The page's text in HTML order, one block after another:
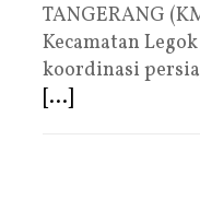
TANGERANG
Kecamatan
koordinasi
[...]